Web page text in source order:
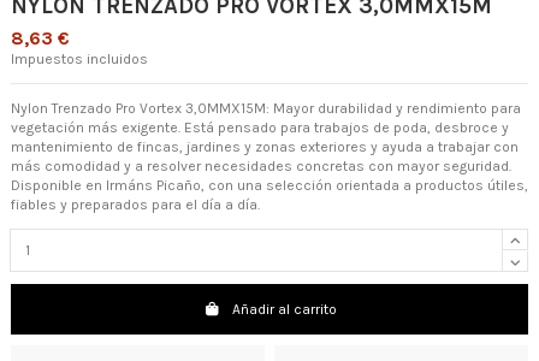
NYLON TRENZADO PRO VORTEX 3,0MMX15M
8,63 €
Impuestos incluidos
Nylon Trenzado Pro Vortex 3,0MMX15M: Mayor durabilidad y rendimiento para
vegetación más exigente. Está pensado para trabajos de poda, desbroce y
mantenimiento de fincas, jardines y zonas exteriores y ayuda a trabajar con
más comodidad y a resolver necesidades concretas con mayor seguridad.
Disponible en Irmáns Picaño, con una selección orientada a productos útiles,
fiables y preparados para el día a día.
Añadir al carrito